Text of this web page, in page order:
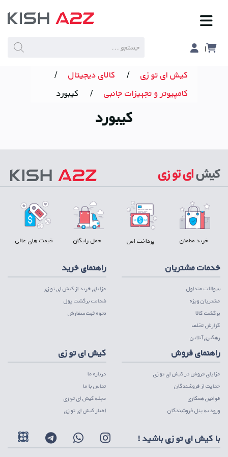
search
کیش ای تو زی / کالای دیجیتال
/
کامپیوتر و تجهیزات جانبی
/ کیبورد
کیبورد
خرید مطمئن پرداخت امن حمل رایگان قیمت های عالی
خدمات مشتریان
سوالات متداول
مشتریان ویژه
برگشت کالا
گزارش تخلف
رهگیری آنلاین
راهنمای خرید
مزایای خرید از کیش ای تو زی
ضمانت برگشت پول
نحوه ثبت سفارش
راهنمای فروش
مزایای فروش در کیش ای تو زی
حمایت از فروشندگان
قوانین همکاری
ورود به پنل فروشندگان
کیش ای تو زی
درباره ما
تماس با ما
مجله کیش ای تو زی
اخبار کیش ای تو زی
با کیش ای تو زی باشید !